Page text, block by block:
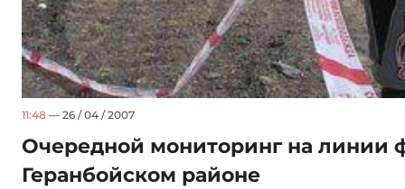
11:48 — 26 / 04 / 2007
Очередной мониторинг на линии
Геранбойском районе